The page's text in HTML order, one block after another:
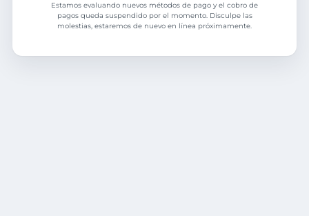
Estamos evaluando nuevos métodos de pago y el cobro de
pagos queda suspendido por el momento. Disculpe las
molestias, estaremos de nuevo en línea próximamente.